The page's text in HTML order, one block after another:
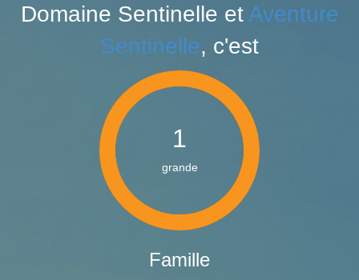
Domaine Sentinelle etAventure
Sentinelle, c'est
1
grande
Famille